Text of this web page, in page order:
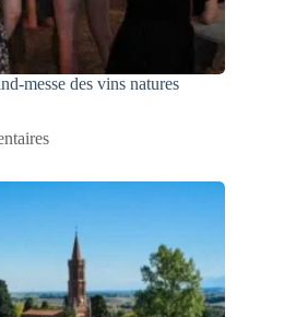
messe des vins natures